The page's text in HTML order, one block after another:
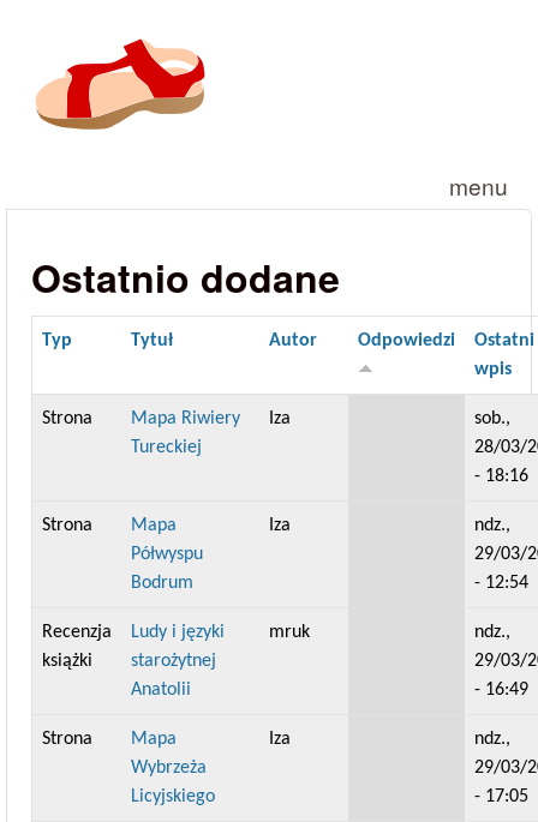
menu
Ostatnio dodane
Typ Tytuł Autor Odpowiedzi
Ostatni
wpis
Strona
Mapa Riwiery
Tureckiej
Iza
sob.,
28/03/
- 18:16
Strona
Mapa
Półwyspu
Bodrum
Iza
ndz.,
29/03/
- 12:54
Recenzja
książki
Ludy i języki
starożytnej
Anatolii
mruk
ndz.,
29/03/
- 16:49
Strona
Mapa
Wybrzeża
Licyjskiego
Iza
ndz.,
29/03/
- 17:05